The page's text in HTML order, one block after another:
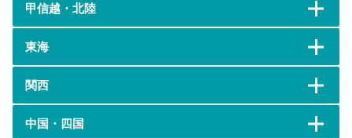
甲信越・北陸
東海
関西
中国・四国